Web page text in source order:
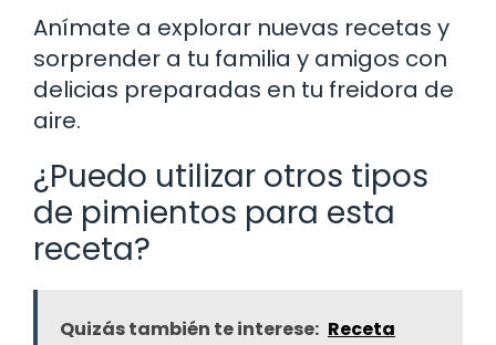
Anímate a explorar nuevas recetas y
sorprender a tu familia y amigos con
delicias preparadas en tu freidora de
aire.
¿Puedo utilizar otros tipos
de pimientos para esta
receta?
Quizás también te interese: Receta